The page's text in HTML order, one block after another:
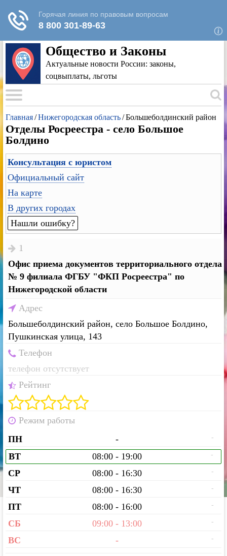
Общество и Законы
Актуальные новости России: законы,
соцвыплаты, льготы
Главная/Нижегородская область/Большеболдинский район
Отделы Росреестра - село Большое
Болдино
Консультация с юристом
Официальный сайт
На карте
В других городах
Нашли ошибку?
1
Офис приема документов территориального отдела
№ 9 филиала ФГБУ "ФКП Росреестра" по
Нижегородской области
Адрес
Большеболдинский район, село Большое Болдино,
Пушкинская улица, 143
Телефон
телефон отсутствует
Рейтинг
Режим работы
ПН
- -
ВТ 08:00 - 19:00 -
СР 08:00 - 16:30 -
ЧТ 08:00 - 16:30 -
ПТ 08:00 - 16:00 -
СБ 09:00 - 13:00 -
ВС - -
Для любых предложений по сайту: rk-
reestr@cp9.ru